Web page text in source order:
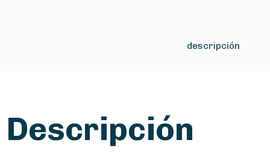
descripción
Descripción